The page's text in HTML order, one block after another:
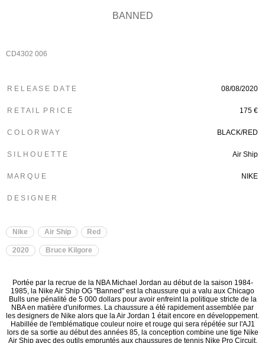
BANNED
CD4302 006
R E L E A S E D A T E 08/08/2020
R E T A I L P R I C E 175 €
C O L O R W A Y BLACK/RED
S I L H O U E T T E Air Ship
M A R Q U E NIKE
D E S I G N E R
Nike Air Ship Red
2020 Bruce Kilgore
Portée par la recrue de la NBA Michael Jordan au début de la saison 1984-
1985, la Nike Air Ship OG "Banned" est la chaussure qui a valu aux Chicago
Bulls une pénalité de 5 000 dollars pour avoir enfreint la politique stricte de la
NBA en matière d'uniformes. La chaussure a été rapidement assemblée par
les designers de Nike alors que la Air Jordan 1 était encore en développement.
Habillée de l'emblématique couleur noire et rouge qui sera répétée sur l'AJ1
lors de sa sortie au début des années 85, la conception combine une tige Nike
Air Ship avec des outils empruntés aux chaussures de tennis Nike Pro Circuit.